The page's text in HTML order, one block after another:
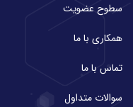
سطوح عضویت
همکاری با ما
تماس با ما
سوالات متداول